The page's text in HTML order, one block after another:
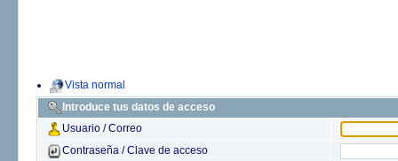
Vista normal
Introduce tus datos de acceso
Usuario / Correo
Contraseña / Clave de acceso